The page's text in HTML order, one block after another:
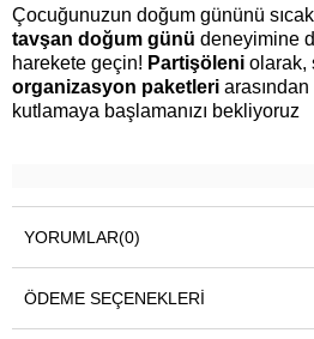
Çocuğunuzun doğum gününü
tavşan doğum günü deneyimine
harekete geçin! Partişöleni olarak,
organizasyon paketleri
kutlamaya başlamanızı bekliyoruz
YORUMLAR(0)
ÖDEME SEÇENEKLERI